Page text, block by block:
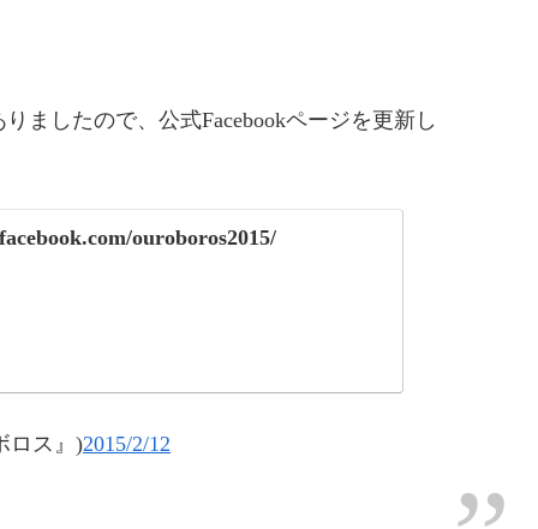
ましたので、公式Facebookページを更新し
ouroboros2015/
ロス』)2015/2/12